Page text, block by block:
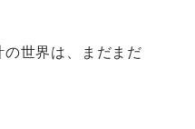
世界は、まだまだ